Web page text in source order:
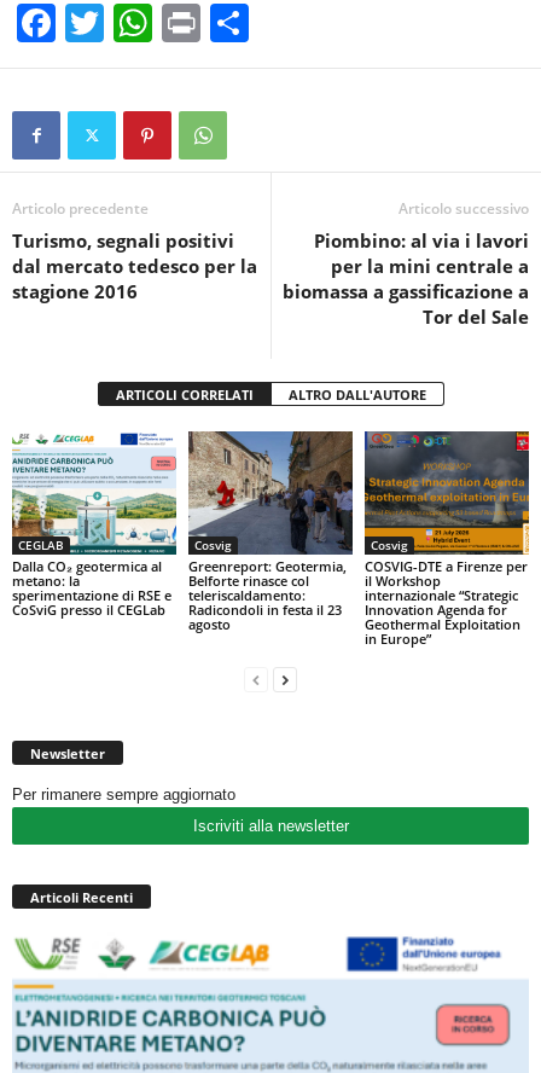
F
a
c
b
o
o
k
T
wi
tt
W
h
at
s
A
p
Pr
in
t
o
vi
Articolo precedente
Turismo, segnali positivi
dal mercato tedesco per la
stagione 2016
Articolo successivo
Piombino: al via i lavori
per la mini centrale a
biomassa a gassificazione a
Tor del Sale
ARTICOLI CORRELATI ALTRO DALL'AUTORE
CEGLAB
Dalla CO₂ geotermica al
metano: la
sperimentazione di RSE e
CoSviG presso il CEGLab
Cosvig
Greenreport: Geotermia,
Belforte rinasce col
teleriscaldamento:
Radicondoli in festa il 23
agosto
Cosvig
COSVIG-DTE a Firenze per
il Workshop
internazionale “Strategic
Innovation Agenda for
Geothermal Exploitation
in Europe”
Newsletter
Per rimanere sempre aggiornato
Iscriviti alla newsletter
Articoli Recenti